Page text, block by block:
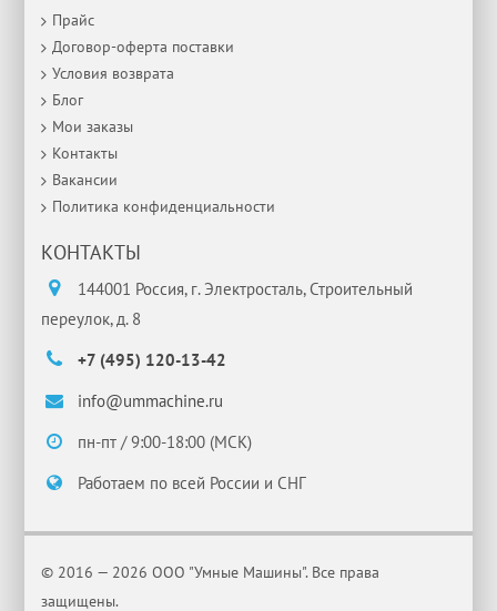
Прайс
Договор-оферта поставки
Условия возврата
Блог
Мои заказы
Контакты
Вакансии
Политика конфиденциальности
КОНТАКТЫ
144001 Россия, г. Электросталь, Строительный
переулок, д. 8
+7 (495) 120-13-42
info@ummachine.ru
пн-пт / 9:00-18:00 (МСК)
Работаем по всей России и СНГ
© 2016 — 2026 ООО "Умные Машины". Все права
защищены.